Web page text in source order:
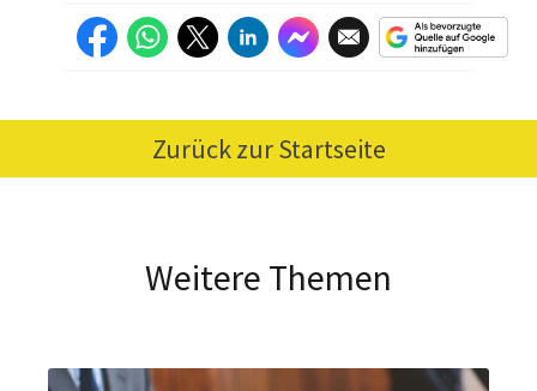
Zurück zur Startseite
Weitere Themen